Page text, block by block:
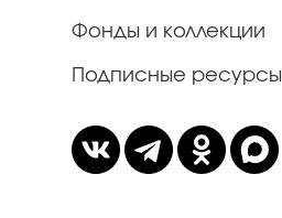
Фонды и коллекции
Подписные ресурсы